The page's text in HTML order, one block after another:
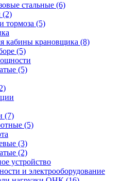
стальные (6)
(2)
тормоза (5)
кабины крановщика (8)
(5)
(5)
(7)
(5)
(3)
(2)
устройство
и электрооборудование